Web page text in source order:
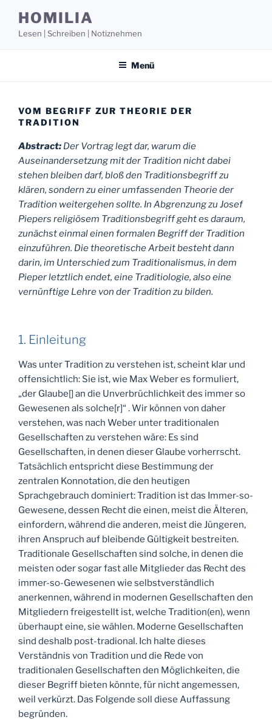
Inhalt
springen
HOMILIA
Lesen | Schreiben | Notiznehmen
Menü
VOM BEGRIFF ZUR THEORIE DER
TRADITION
Abstract: Der Vortrag legt dar, warum die
Auseinandersetzung mit der Tradition nicht dabei
stehen bleiben darf, bloß den Traditionsbegriff zu
klären, sondern zu einer umfassenden Theorie der
Tradition weitergehen sollte. In Abgrenzung zu Josef
Piepers religiösem Traditionsbegriff geht es daraum,
zunächst einmal einen formalen Begriff der Tradition
einzuführen. Die theoretische Arbeit besteht dann
darin, im Unterschied zum Traditionalismus, in dem
Pieper letztlich endet, eine Traditiologie, also eine
vernünftige Lehre von der Tradition zu bilden.
1. Einleitung
Was unter Tradition zu verstehen ist, scheint klar und
offensichtlich: Sie ist, wie Max Weber es formuliert,
„der Glaube[] an die Unverbrüchlichkeit des immer so
Gewesenen als solche[r]“ . Wir können von daher
verstehen, was nach Weber unter traditionalen
Gesellschaften zu verstehen wäre: Es sind
Gesellschaften, in denen dieser Glaube vorherrscht.
Tatsächlich entspricht diese Bestimmung der
zentralen Konnotation, die den heutigen
Sprachgebrauch dominiert: Tradition ist das Immer-so-
Gewesene, dessen Recht die einen, meist die Älteren,
einfordern, während die anderen, meist die Jüngeren,
ihren Anspruch auf bleibende Gültigkeit bestreiten.
Traditionale Gesellschaften sind solche, in denen die
meisten oder sogar fast alle Mitglieder das Recht des
immer-so-Gewesenen wie selbstverständlich
anerkennen, während in modernen Gesellschaften den
Mitgliedern freigestellt ist, welche Tradition(en), wenn
überhaupt eine, sie wählen. Moderne Gesellschaften
sind deshalb post-tradional. Ich halte dieses
Verständnis von Tradition und die Rede von
traditionalen Gesellschaften den Möglichkeiten, die
dieser Begriff bieten könnte, für nicht angemessen,
weil verkürzt. Das Folgende soll diese Auffassung
begründen.